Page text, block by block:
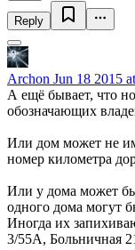
Reply
Archon Jun 18 2015
А ещё бывает, что
обозначающих
Или дом может не
номер километра
Или у дома может
одного дома могут
Иногда их
3/55А, Больничная